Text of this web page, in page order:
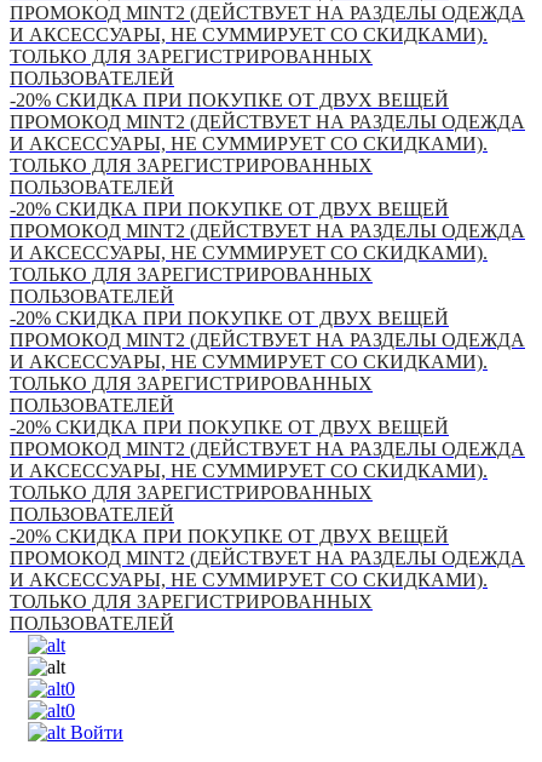
ПРОМОКОД MINT2 (ДЕЙСТВУЕТ НА РАЗДЕЛЫ ОДЕЖДА
И АКСЕССУАРЫ, НЕ СУММИРУЕТ СО СКИДКАМИ).
ТОЛЬКО ДЛЯ ЗАРЕГИСТРИРОВАННЫХ
ПОЛЬЗОВАТЕЛЕЙ
-20% СКИДКА ПРИ ПОКУПКЕ ОТ ДВУХ ВЕЩЕЙ
ПРОМОКОД MINT2 (ДЕЙСТВУЕТ НА РАЗДЕЛЫ ОДЕЖДА
И АКСЕССУАРЫ, НЕ СУММИРУЕТ СО СКИДКАМИ).
ТОЛЬКО ДЛЯ ЗАРЕГИСТРИРОВАННЫХ
ПОЛЬЗОВАТЕЛЕЙ
-20% СКИДКА ПРИ ПОКУПКЕ ОТ ДВУХ ВЕЩЕЙ
ПРОМОКОД MINT2 (ДЕЙСТВУЕТ НА РАЗДЕЛЫ ОДЕЖДА
И АКСЕССУАРЫ, НЕ СУММИРУЕТ СО СКИДКАМИ).
ТОЛЬКО ДЛЯ ЗАРЕГИСТРИРОВАННЫХ
ПОЛЬЗОВАТЕЛЕЙ
-20% СКИДКА ПРИ ПОКУПКЕ ОТ ДВУХ ВЕЩЕЙ
ПРОМОКОД MINT2 (ДЕЙСТВУЕТ НА РАЗДЕЛЫ ОДЕЖДА
И АКСЕССУАРЫ, НЕ СУММИРУЕТ СО СКИДКАМИ).
ТОЛЬКО ДЛЯ ЗАРЕГИСТРИРОВАННЫХ
ПОЛЬЗОВАТЕЛЕЙ
-20% СКИДКА ПРИ ПОКУПКЕ ОТ ДВУХ ВЕЩЕЙ
ПРОМОКОД MINT2 (ДЕЙСТВУЕТ НА РАЗДЕЛЫ ОДЕЖДА
И АКСЕССУАРЫ, НЕ СУММИРУЕТ СО СКИДКАМИ).
ТОЛЬКО ДЛЯ ЗАРЕГИСТРИРОВАННЫХ
ПОЛЬЗОВАТЕЛЕЙ
-20% СКИДКА ПРИ ПОКУПКЕ ОТ ДВУХ ВЕЩЕЙ
ПРОМОКОД MINT2 (ДЕЙСТВУЕТ НА РАЗДЕЛЫ ОДЕЖДА
И АКСЕССУАРЫ, НЕ СУММИРУЕТ СО СКИДКАМИ).
ТОЛЬКО ДЛЯ ЗАРЕГИСТРИРОВАННЫХ
ПОЛЬЗОВАТЕЛЕЙ
0
0
Войти